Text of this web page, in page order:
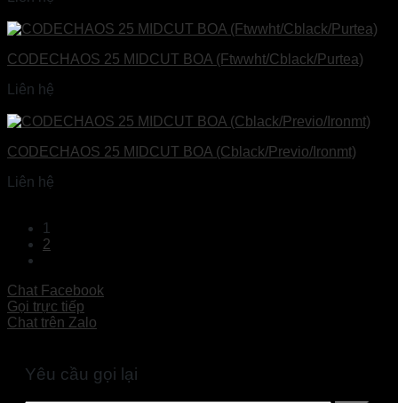
CODECHAOS 25 MIDCUT BOA (Ftwwht/Cblack/Purtea)
Liên hệ
CODECHAOS 25 MIDCUT BOA (Cblack/Previo/Ironmt)
Liên hệ
1
2
Chat Facebook
Gọi trực tiếp
Chat trên Zalo
Yêu cầu gọi lại